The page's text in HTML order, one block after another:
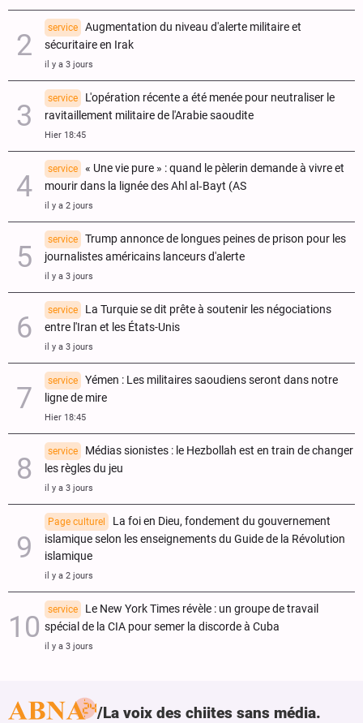
service
Augmentation du niveau d'alerte militaire et
sécuritaire en Irak
il y a 3 jours
service
L'opération récente a été menée pour neutraliser le
ravitaillement militaire de l'Arabie saoudite
Hier 18:45
service
« Une vie pure » : quand le pèlerin demande à vivre et
mourir dans la lignée des Ahl al‑Bayt (AS
il y a 2 jours
service
Trump annonce de longues peines de prison pour les
journalistes américains lanceurs d'alerte
il y a 3 jours
service
La Turquie se dit prête à soutenir les négociations
entre l'Iran et les États-Unis
il y a 3 jours
service
Yémen : Les militaires saoudiens seront dans notre
ligne de mire
Hier 18:45
service
Médias sionistes : le Hezbollah est en train de changer
les règles du jeu
il y a 3 jours
Page culturel
La foi en Dieu, fondement du gouvernement
islamique selon les enseignements du Guide de la Révolution
islamique
il y a 2 jours
service
Le New York Times révèle : un groupe de travail
spécial de la CIA pour semer la discorde à Cuba
il y a 3 jours
La voix des chiites sans média.